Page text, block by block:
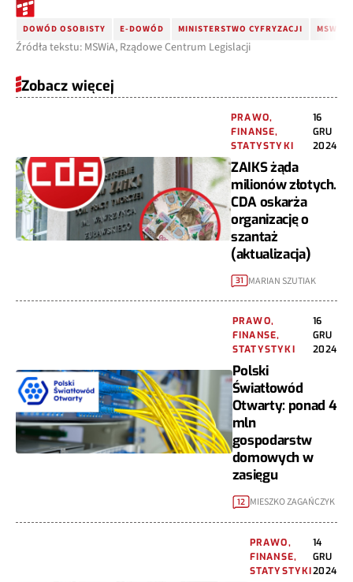
DOWÓD OSOBISTY E-DOWÓD MINISTERSTWO CYFRYZACJI MSWIA
Źródła tekstu: MSWiA, Rządowe Centrum Legislacji
Zobacz więcej
PRAWO,
FINANSE,
STATYSTYKI
16
GRU
2024
ZAIKS żąda
milionów złotych.
CDA oskarża
organizację o
szantaż
(aktualizacja)
31 MARIAN SZUTIAK
PRAWO,
FINANSE,
STATYSTYKI
16
GRU
2024
Polski
Światłowód
Otwarty: ponad 4
mln
gospodarstw
domowych w
zasięgu
12 MIESZKO ZAGAŃCZYK
PRAWO,
FINANSE,
STATYSTYKI
14
GRU
2024